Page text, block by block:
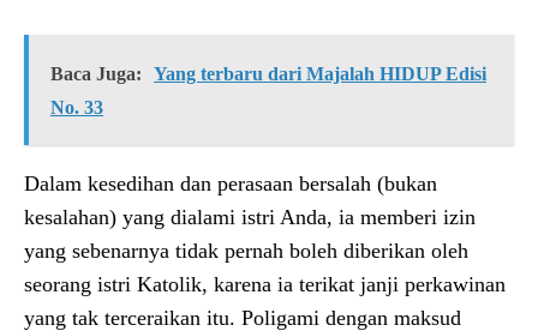
Baca Juga:
Yang terbaru dari Majalah HIDUP Edisi
No. 33
Dalam kesedihan dan perasaan bersalah (bukan
kesalahan) yang dialami istri Anda, ia memberi izin
yang sebenarnya tidak pernah boleh diberikan oleh
seorang istri Katolik, karena ia terikat janji perkawinan
yang tak terceraikan itu. Poligami dengan maksud